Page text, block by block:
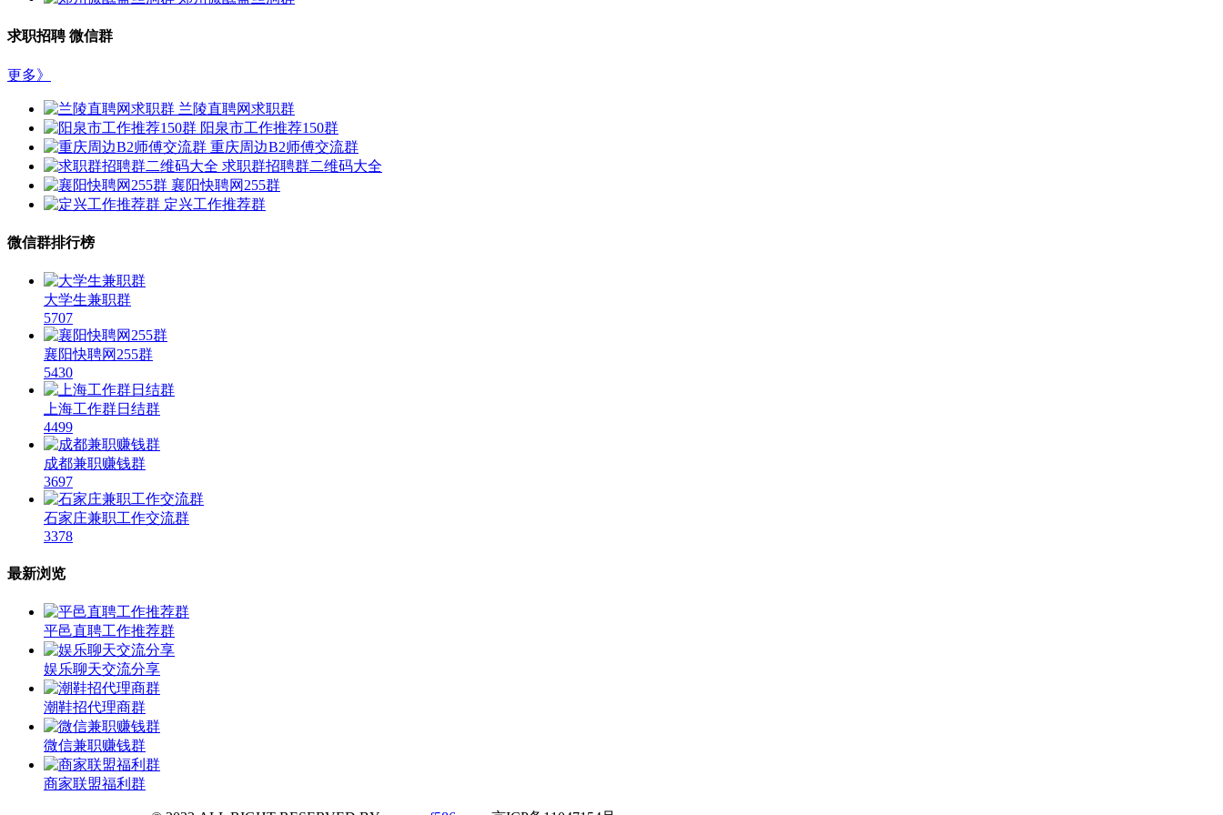
求职招聘 微信群
更多》
兰陵直聘网求职群
阳泉市工作推荐150群
重庆周边B2师傅交流群
求职群招聘群二维码大全
襄阳快聘网255群
定兴工作推荐群
微信群排行榜
大学生兼职群
5707
襄阳快聘网255群
5430
上海工作群日结群
4499
成都兼职赚钱群
3697
石家庄兼职工作交流群
3378
最新浏览
平邑直聘工作推荐群
娱乐聊天交流分享
潮鞋招代理商群
微信兼职赚钱群
商家联盟福利群